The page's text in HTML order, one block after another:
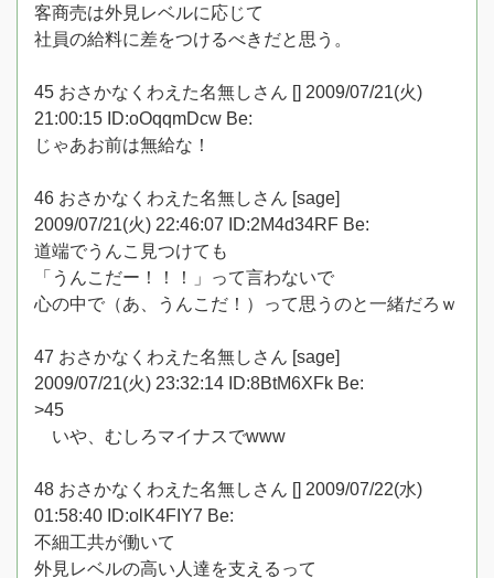
客商売は外見レベルに応じて
社員の給料に差をつけるべきだと思う。
45 おさかなくわえた名無しさん [] 2009/07/21(火)
21:00:15 ID:oOqqmDcw Be:
じゃあお前は無給な！
46 おさかなくわえた名無しさん [sage]
2009/07/21(火) 22:46:07 ID:2M4d34RF Be:
道端でうんこ見つけても
「うんこだー！！！」って言わないで
心の中で（あ、うんこだ！）って思うのと一緒だろｗ
47 おさかなくわえた名無しさん [sage]
2009/07/21(火) 23:32:14 ID:8BtM6XFk Be:
>45
いや、むしろマイナスでwww
48 おさかなくわえた名無しさん [] 2009/07/22(水)
01:58:40 ID:olK4FIY7 Be:
不細工共が働いて
外見レベルの高い人達を支えるって